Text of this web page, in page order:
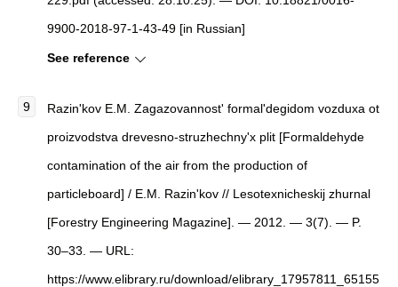
9900-2018-97-1-43-49 [in Russian]
See reference
Razin'kov E.M. Zagazovannost' formal'degidom vozduxa ot
proizvodstva drevesno-struzhechny'x plit [Formaldehyde
contamination of the air from the production of
particleboard] / E.M. Razin'kov // Lesotexnicheskij zhurnal
[Forestry Engineering Magazine] . — 2012. — 3(7). — P.
30–33. — URL:
https://www.elibrary.ru/download/elibrary_17957811_65155